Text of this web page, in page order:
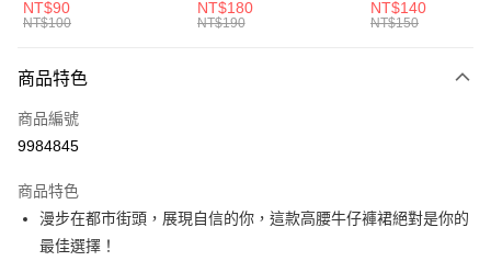
全盈+PAY
大哥付你分期
【大哥付你分期使用說明】
1.本服務由台灣大哥大提供，台灣大哥大用戶可立即使用無須另外申請。
流程，驗證手機門號後，選擇欲分期的期數、繳款截止日，確認付款後即完
成交易。
3.實際核准額度、可分期數及費用金額請依後續交易確認頁面所載為準。
4.訂單成立30分鐘內，如未前往確認交易或遇審核未通過，訂單將自動取
AFTEE先享後付
【關於「AFTEE先享後付」】
AFTEE先享後付是「在收到商品之後才付款」的支付方式。 讓您購物簡單
便利好安心！
１．簡單：不需註冊會員、不需綁卡、不需儲值。
ATM付款
色背心(白.黑.灰L-2L)-
U582眼圈熊中大尺碼
NT$90
NT$100
內搭裙/遮臀裙(黑2L-
6L)-Q155眼圈熊中大
NT$180
NT$190
角內褲(白.粉.藍.
3L)-L28眼圈熊中
NT$140
NT$150
商品特色
商品編號
9984845
商品特色
漫步在都市街頭，展現自信的你，這款高腰牛仔褲裙絕對是你的
最佳選擇！